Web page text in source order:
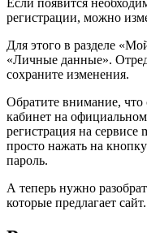
Если появится
регистрации, можно
Для этого в разделе
«Личные данные».
сохраните изменения.
Обратите внимание, что
кабинет на официальном
регистрация на
просто нажать на
пароль.
А теперь нужно
которые предлагает сайт.